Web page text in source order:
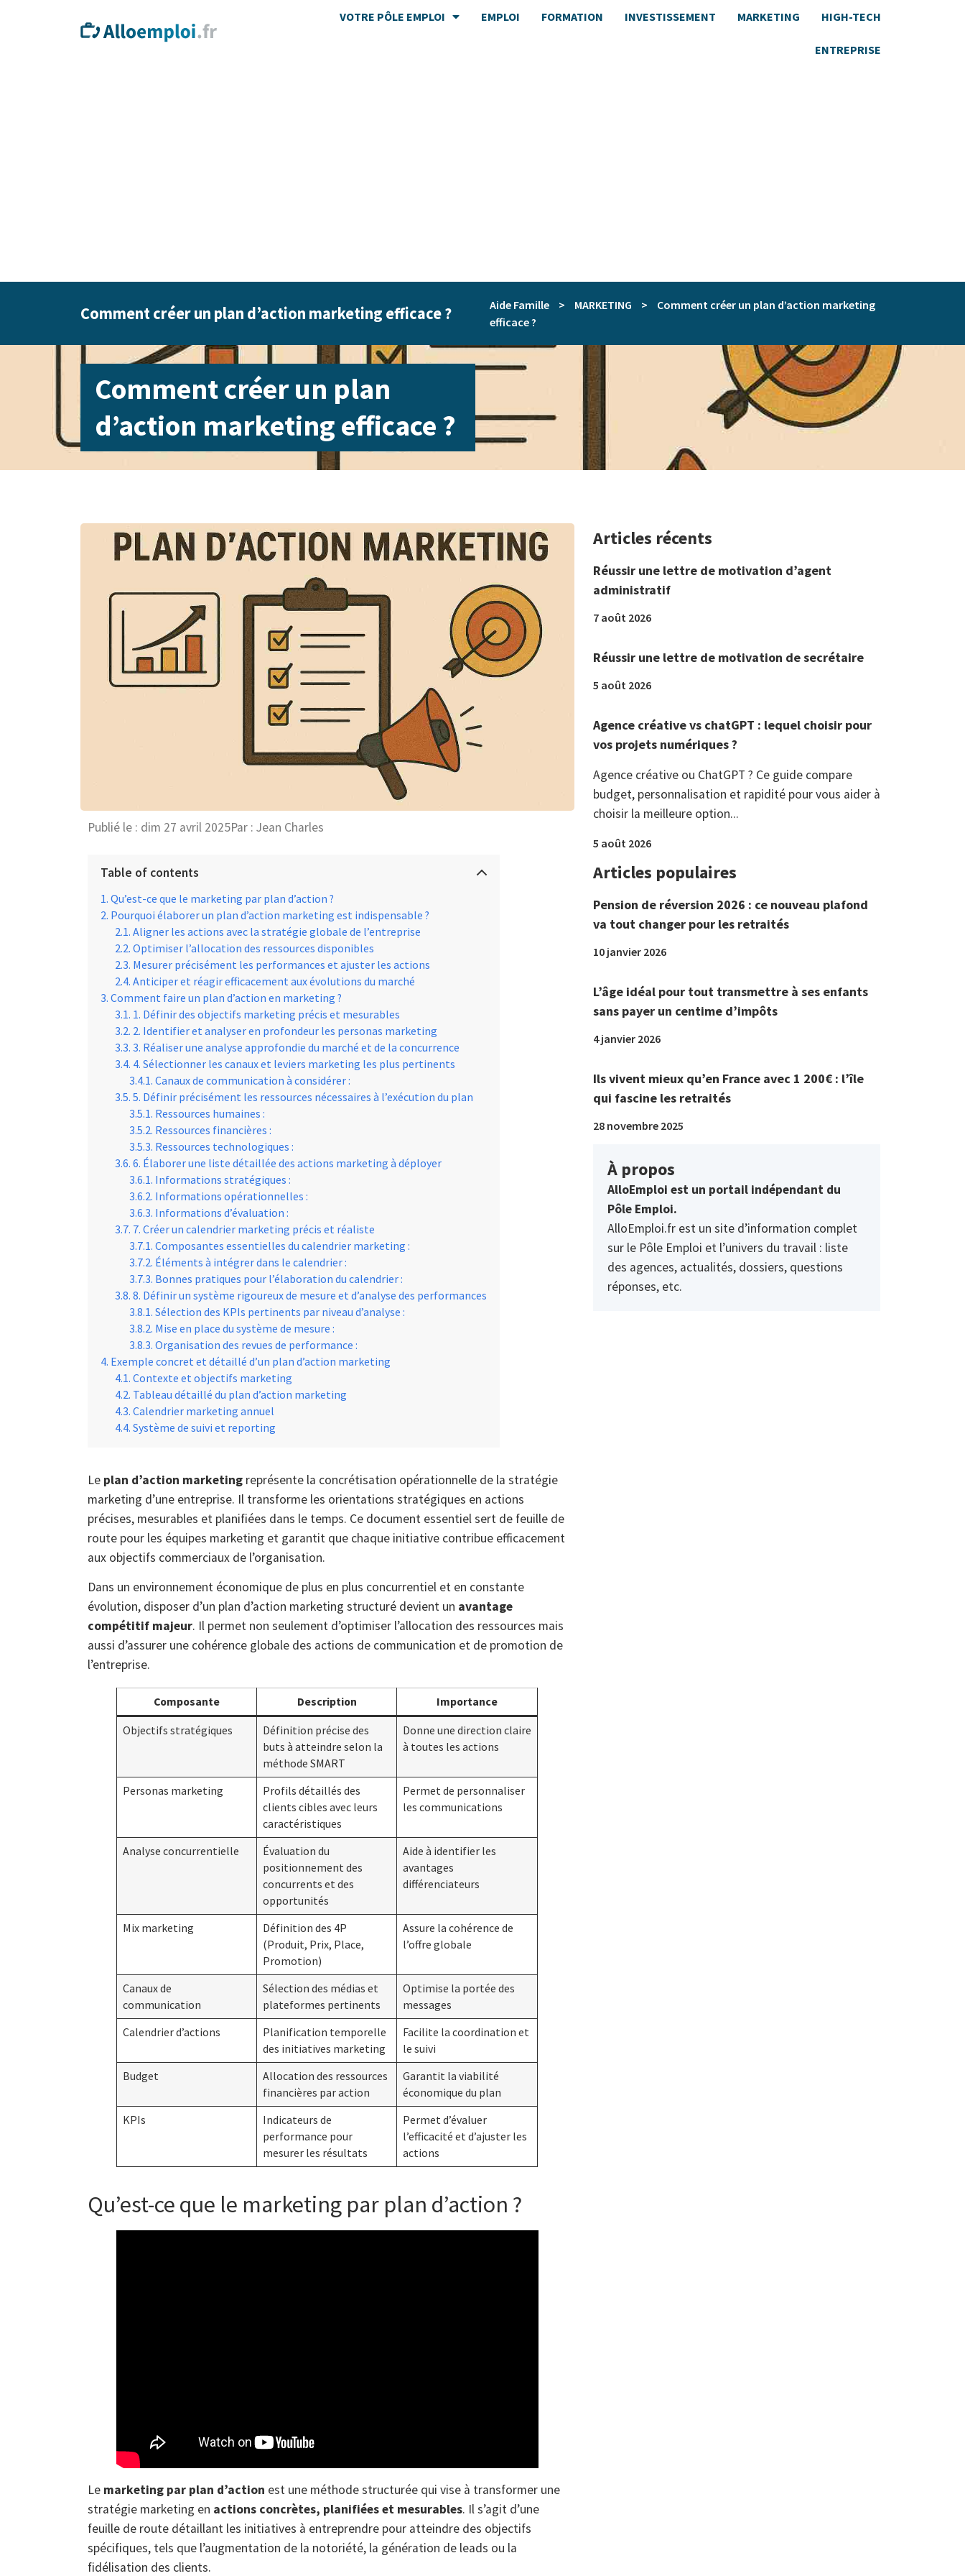
VOTRE PÔLE EMPLOI EMPLOI FORMATION INVESTISSEMENT MARKETING HIGH-TECH
ENTREPRISE
Comment créer un plan d’action marketing efficace ? Aide Famille > MARKETING >
Comment créer un plan d’action marketing
efficace ?
Comment créer un plan
d’action marketing efficace ?
Publié le : dim 27 avril 2025Par : Jean Charles
Table of contents
Qu’est-ce que le marketing par plan d’action ?
Pourquoi élaborer un plan d’action marketing est indispensable ?
Aligner les actions avec la stratégie globale de l’entreprise
Optimiser l’allocation des ressources disponibles
Mesurer précisément les performances et ajuster les actions
Anticiper et réagir efficacement aux évolutions du marché
Comment faire un plan d’action en marketing ?
1. Définir des objectifs marketing précis et mesurables
2. Identifier et analyser en profondeur les personas marketing
3. Réaliser une analyse approfondie du marché et de la concurrence
4. Sélectionner les canaux et leviers marketing les plus pertinents
Canaux de communication à considérer :
5. Définir précisément les ressources nécessaires à l’exécution du plan
Ressources humaines :
Ressources financières :
Ressources technologiques :
6. Élaborer une liste détaillée des actions marketing à déployer
Informations stratégiques :
Informations opérationnelles :
Informations d’évaluation :
7. Créer un calendrier marketing précis et réaliste
Composantes essentielles du calendrier marketing :
Éléments à intégrer dans le calendrier :
Bonnes pratiques pour l’élaboration du calendrier :
8. Définir un système rigoureux de mesure et d’analyse des performances
Sélection des KPIs pertinents par niveau d’analyse :
Mise en place du système de mesure :
Organisation des revues de performance :
Exemple concret et détaillé d’un plan d’action marketing
Contexte et objectifs marketing
Tableau détaillé du plan d’action marketing
Calendrier marketing annuel
Système de suivi et reporting
Le plan d’action marketing représente la concrétisation opérationnelle de la stratégie
marketing d’une entreprise. Il transforme les orientations stratégiques en actions
précises, mesurables et planifiées dans le temps. Ce document essentiel sert de feuille de
route pour les équipes marketing et garantit que chaque initiative contribue efficacement
aux objectifs commerciaux de l’organisation.
Dans un environnement économique de plus en plus concurrentiel et en constante
évolution, disposer d’un plan d’action marketing structuré devient un avantage
compétitif majeur. Il permet non seulement d’optimiser l’allocation des ressources mais
aussi d’assurer une cohérence globale des actions de communication et de promotion de
l’entreprise.
Composante Description
Importance
Objectifs stratégiques
Définition précise des
buts à atteindre selon la
méthode SMART
Donne une direction claire
à toutes les actions
Personas marketing
Profils détaillés des
clients cibles avec leurs
caractéristiques
Permet de personnaliser
les communications
Analyse concurrentielle
Évaluation du
positionnement des
concurrents et des
opportunités
Aide à identifier les
avantages
différenciateurs
Mix marketing
Définition des 4P
(Produit, Prix, Place,
Promotion)
Assure la cohérence de
l’offre globale
Canaux de
communication
Sélection des médias et
plateformes pertinents
Optimise la portée des
messages
Calendrier d’actions
Planification temporelle
des initiatives marketing
Facilite la coordination et
le suivi
Budget
Allocation des ressources
financières par action
Garantit la viabilité
économique du plan
KPIs
Indicateurs de
performance pour
mesurer les résultats
Permet d’évaluer
l’efficacité et d’ajuster les
actions
Qu’est-ce que le marketing par plan d’action ?
Le marketing par plan d’action est une méthode structurée qui vise à transformer une
stratégie marketing en actions concrètes, planifiées et mesurables. Il s’agit d’une
feuille de route détaillant les initiatives à entreprendre pour atteindre des objectifs
spécifiques, tels que l’augmentation de la notoriété, la génération de leads ou la
fidélisation des clients.​
Articles récents
Réussir une lettre de motivation d’agent
administratif
7 août 2026
Réussir une lettre de motivation de secrétaire
5 août 2026
Agence créative vs chatGPT : lequel choisir pour
vos projets numériques ?
Agence créative ou ChatGPT ? Ce guide compare
budget, personnalisation et rapidité pour vous aider à
choisir la meilleure option...
5 août 2026
Articles populaires
Pension de réversion 2026 : ce nouveau plafond
va tout changer pour les retraités
10 janvier 2026
L’âge idéal pour tout transmettre à ses enfants
sans payer un centime d’impôts
4 janvier 2026
Ils vivent mieux qu’en France avec 1 200€ : l’île
qui fascine les retraités
28 novembre 2025
À propos
AlloEmploi est un portail indépendant du
Pôle Emploi.
AlloEmploi.fr est un site d’information complet
sur le Pôle Emploi et l’univers du travail : liste
des agences, actualités, dossiers, questions
réponses, etc.